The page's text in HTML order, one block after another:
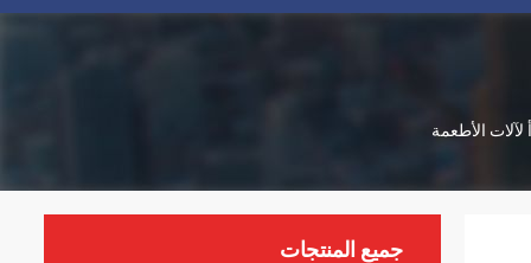
لآلات الأطعمة
جميع المنتجات